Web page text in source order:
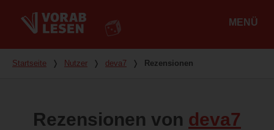
MENÜ
Du bist hier
Startseite ❭ Nutzer ❭ deva7 ❭ Rezensionen
Rezensionen von deva7